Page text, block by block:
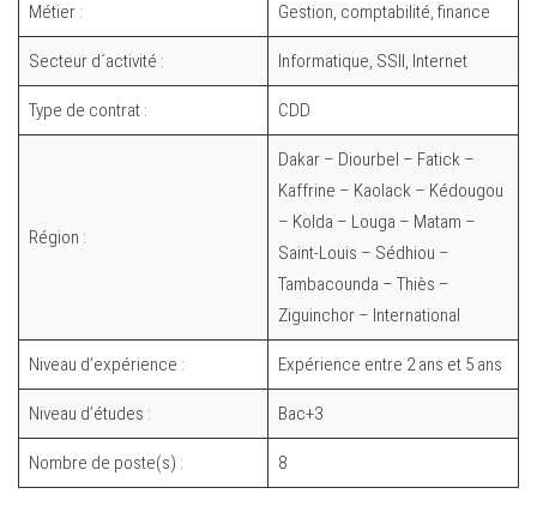
Métier : Gestion, comptabilité, finance
Secteur d´activité : Informatique, SSII, Internet
Type de contrat : CDD
Région :
Dakar – Diourbel – Fatick –
Kaffrine – Kaolack – Kédougou
– Kolda – Louga – Matam –
Saint-Louis – Sédhiou –
Tambacounda – Thiès –
Ziguinchor – International
Niveau d’expérience : Expérience entre 2 ans et 5 ans
Niveau d’études : Bac+3
Nombre de poste(s) : 8